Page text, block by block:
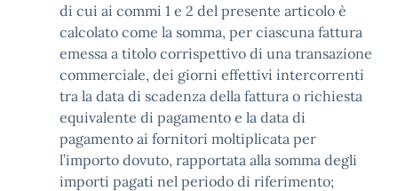
di cui ai commi 1 e 2 del presente articolo è
calcolato come la somma, per ciascuna fattura
emessa a titolo corrispettivo di una transazione
commerciale, dei giorni effettivi intercorrenti
tra la data di scadenza della fattura o richiesta
equivalente di pagamento e la data di
pagamento ai fornitori moltiplicata per
l’importo dovuto, rapportata alla somma degli
importi pagati nel periodo di riferimento;